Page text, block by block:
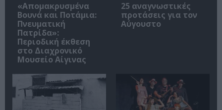
«Απομακρυσμένα
Βουνά και Ποτάμια:
Πνευματική
Πατρίδα»:
Περιοδική έκθεση
στο Διαχρονικό
Μουσείο Αίγινας
25 αναγνωστικές
προτάσεις για τον
Αύγουστο